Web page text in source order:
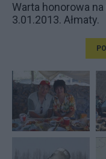
Warta honorowa
3.01.2013. Ałmaty.